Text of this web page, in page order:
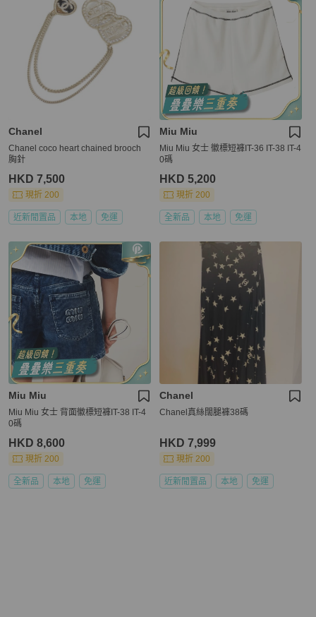
Chanel
Chanel coco heart chained brooch
胸針
HKD 7,500
現折 200
近新閒置品 本地 免運
Miu Miu
Miu Miu 女士 徽標短褲IT-36 IT-38 IT-4
0碼
HKD 5,200
現折 200
全新品 本地 免運
Miu Miu
Miu Miu 女士 背面徽標短褲IT-38 IT-4
0碼
HKD 8,600
現折 200
全新品 本地 免運
Chanel
Chanel真絲闊腿褲38碼
HKD 7,999
現折 200
近新閒置品 本地 免運